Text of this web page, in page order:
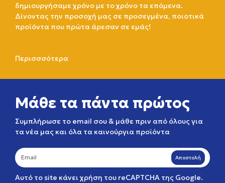
δημιουργήσαμε χρόνο με το χρόνο τα επόμενα.
Δίνοντας την προσοχή μας σε προσεγμένα, ποιοτικά
προϊόντα που πρώτα άρεσαν σε εμάς!
Περισσσότερα
Μάθε τα πάντα πρώτος
Συμπλήρωσε το email σου & μάθε πριν από όλους για
τα νέα μας και όλα τα καινούργια προϊόντα
Αποστολή
Αυτό το site κάνει χρήση του reCAPTCHA της Google.